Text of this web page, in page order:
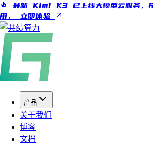
最新 Kimi K3 已上线大模型云服务，
用， 立即体验
产品
关于我们
博客
文档